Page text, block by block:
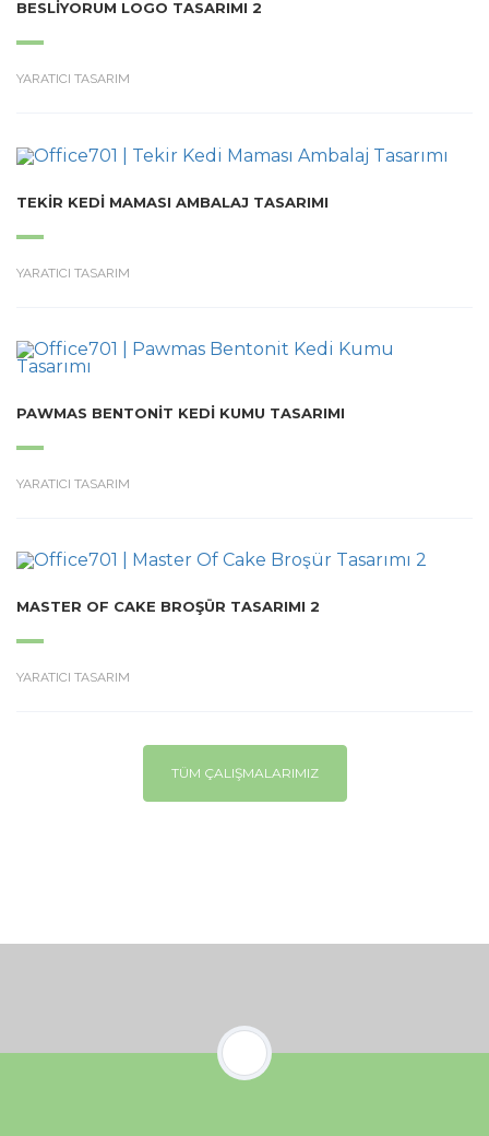
BESLIYORUM LOGO TASARIMI 2
YARATICI TASARIM
TEKIR KEDI MAMASI AMBALAJ TASARIMI
YARATICI TASARIM
PAWMAS BENTONIT KEDI KUMU TASARIMI
YARATICI TASARIM
MASTER OF CAKE BROŞÜR TASARIMI 2
YARATICI TASARIM
TÜM ÇALIŞMALARIMIZ